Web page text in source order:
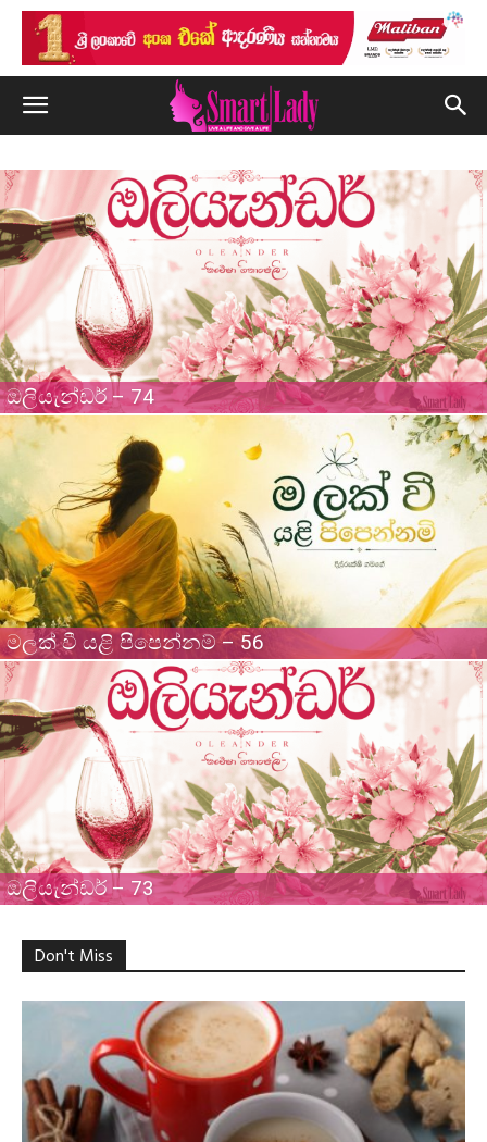
ඔලියැන්ඩර් – 74
මලක් වී යළි පිපෙන්නම් – 56
ඔලියැන්ඩර් – 73
Don't Miss